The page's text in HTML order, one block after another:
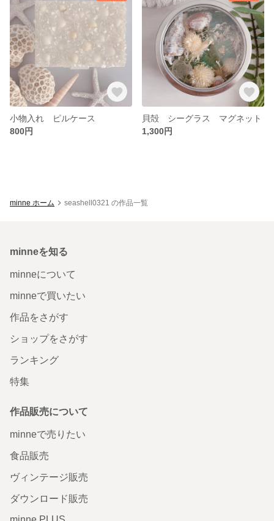
小物入れ ピルケース
800円
貝殻 シーグラス マグネット
1,300円
minne ホーム seashell0321 の作品一覧
minneを知る
minneについて
minneで買いたい
作品をさがす
ショップをさがす
ランキング
特集
作品販売について
minneで売りたい
食品販売
ヴィンテージ販売
ダウンロード販売